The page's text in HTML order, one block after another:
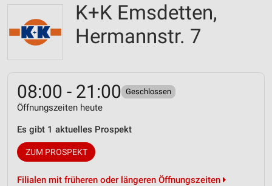
K+K Emsdetten,
Hermannstr. 7
08:00 - 21:00 Geschlossen
Öffnungszeiten heute
Es gibt 1 aktuelles Prospekt
ZUM PROSPEKT
Filialen mit früheren oder längeren Öffnungszeiten